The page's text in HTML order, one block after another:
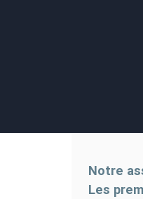
Notre
Les